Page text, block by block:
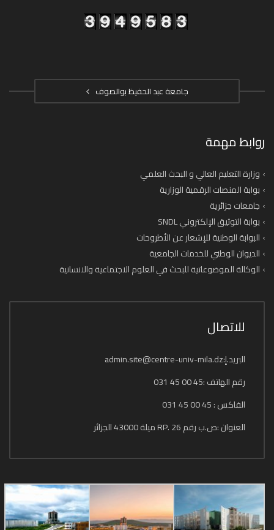
جامعة عبد الحفيظ بوالصوف
روابط مهمة
وزارة التعليم العالي و البحث العلمي
بوابة المنصات الرقمية الوزارية
جامعات جزائرية
بوابة التوثيق الإلكتروني SNDL
البوابة الوطنية للإشعار عن الأطروحات
الديوان الوطني للخدمات الجامعية
الوكالة الموضوعاتية للبحث في العلوم الاجتماعية والانسانية
للاتصال
البريد.إ:admin.site@centre-univ-mila.dz
رقم الهاتف :45 00 45 031
الفاكس : 45 00 45 031
العنوان :ص.ب رقم 26 .RP ميلة 43000 الجزائر